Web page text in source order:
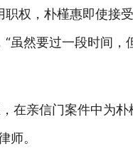
权，朴槿惠即使接
虽然要过一段时间，
在亲信门案件中为朴
师。